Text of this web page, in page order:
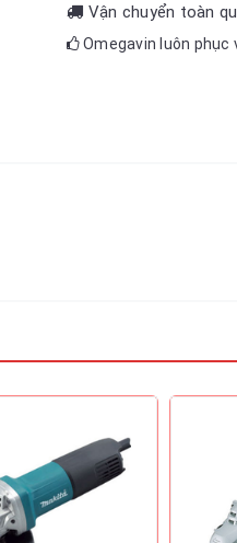
Vận chuyển toàn
Omegavin luôn phục